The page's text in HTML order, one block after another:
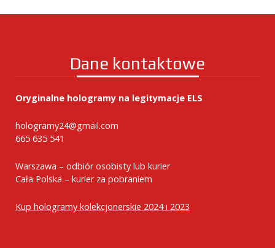
Dane kontaktowe
Oryginalne hologramy na legitymacje ELS
hologramy24@gmail.com
665 635 541
Warszawa – odbiór osobisty lub kurier
Cała Polska – kurier za pobraniem
Kup hologramy kolekcjonerskie 2024 i 2023